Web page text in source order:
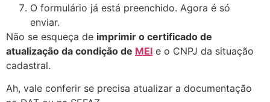
O formulário já está preenchido. Agora é só
enviar.
Não se esqueça de imprimir o certificado de
atualização da condição de MEI e o CNPJ da situação
cadastral.
Ah, vale conferir se precisa atualizar a documentação